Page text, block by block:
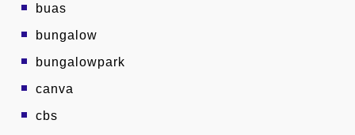
buas
bungalow
bungalowpark
canva
cbs